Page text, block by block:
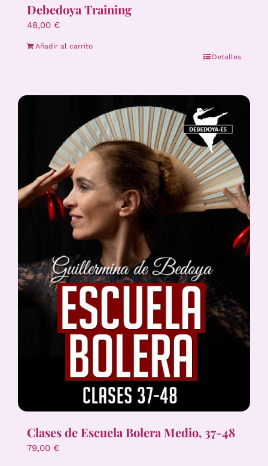
Debedoya Training
48,00 €
Añadir al carrito
Detalles
Clases de Escuela Bolera Medio, 37-48
79,00 €